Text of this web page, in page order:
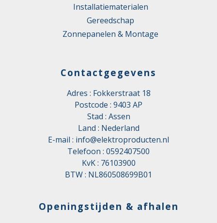
Installatiematerialen
Gereedschap
Zonnepanelen & Montage
Contactgegevens
Adres : Fokkerstraat 18
Postcode : 9403 AP
Stad : Assen
Land : Nederland
E-mail : info@elektroproducten.nl
Telefoon : 0592407500
KvK : 76103900
BTW : NL860508699B01
Openingstijden & afhalen